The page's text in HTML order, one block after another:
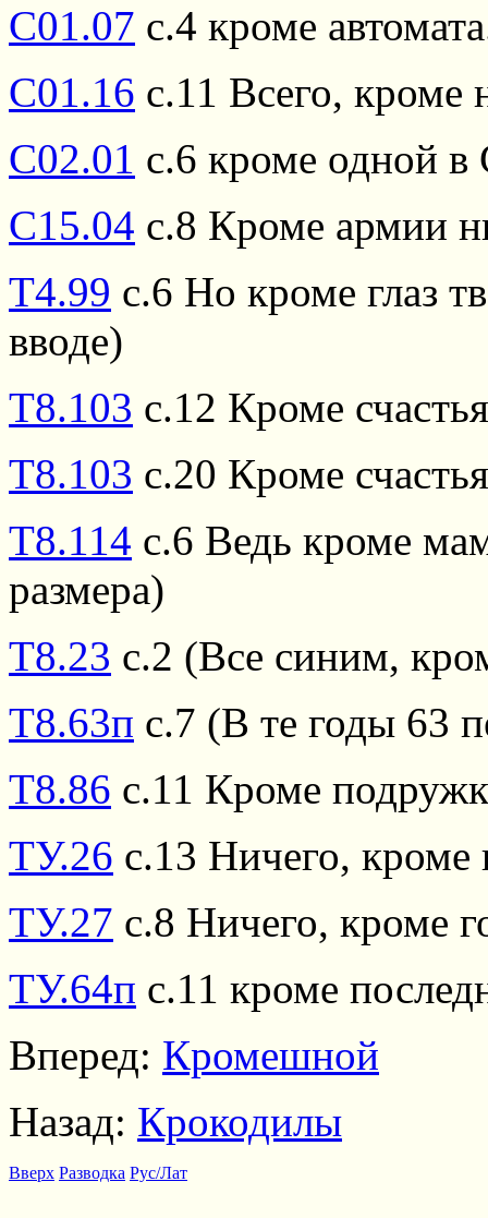
С01.07 с.4 кроме
С01.16 с.11 Всего, кроме
С02.01 с.6 кроме одной в
С15.04 с.8 Кроме армии
Т4.99 с.6 Но кроме глаз
вводе)
Т8.103 с.12 Кроме
Т8.103 с.20 Кроме
Т8.114 с.6 Ведь кроме
размера)
Т8.23 с.2 (Все синим,
Т8.63п с.7 (В те годы 63
Т8.86 с.11 Кроме
ТУ.26 с.13 Ничего, кроме
ТУ.27 с.8 Ничего, кроме
ТУ.64п с.11 кроме
Вперед: Кромешной
Назад: Крокодилы
Вверх Разводка Рус/Лат